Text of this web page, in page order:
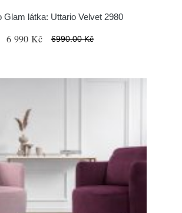
Glam látka: Uttario Velvet 2980
6 990 Kč 6990.00 Kč